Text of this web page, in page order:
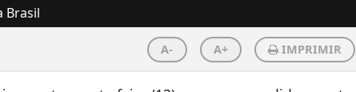
Brasil
A- A+ IMPRIMIR